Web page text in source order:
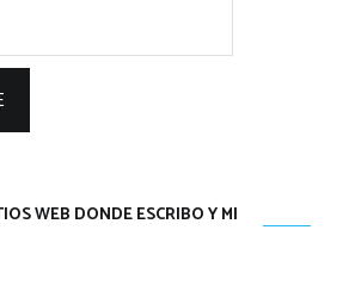
WEB DONDE ESCRIBO Y MI